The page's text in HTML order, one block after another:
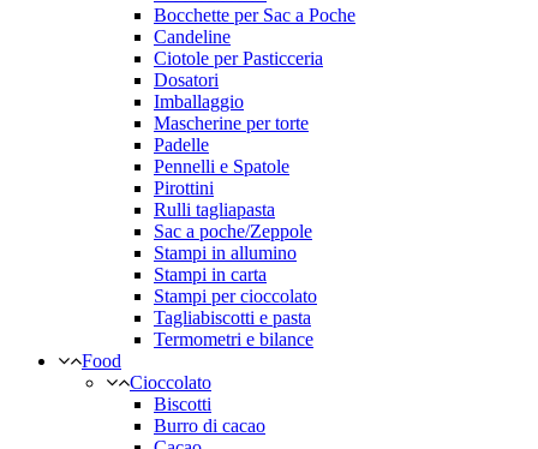
Bocchette per Sac a Poche
Candeline
Ciotole per Pasticceria
Dosatori
Imballaggio
Mascherine per torte
Padelle
Pennelli e Spatole
Pirottini
Rulli tagliapasta
Sac a poche/Zeppole
Stampi in allumino
Stampi in carta
Stampi per cioccolato
Tagliabiscotti e pasta
Termometri e bilance
Food
Cioccolato
Biscotti
Burro di cacao